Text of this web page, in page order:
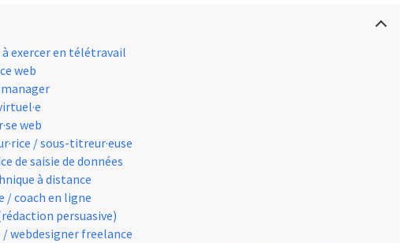
à exercer en télétravail
web
web
/ sous-titreur·euse
de saisie de données
à distance
/ coach en ligne
persuasive)
/ webdesigner freelance